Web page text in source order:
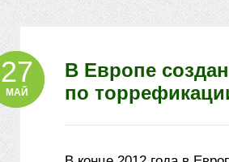
В Европе
по
27
МАЙ